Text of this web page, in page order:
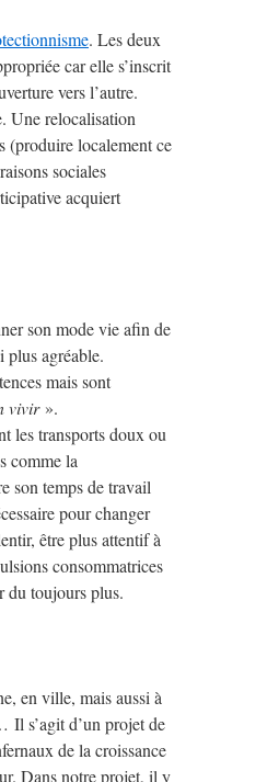
. Les deux
car elle s’inscrit
vers l’autre.
Une relocalisation
(produire localement ce
sociales
acquiert
son mode vie afin de
plus agréable.
mais sont
vivir».
les transports doux ou
comme la
son temps de travail
pour changer
être plus attentif à
consommatrices
du toujours plus.
en ville, mais aussi à
Il s’agit d’un projet de
de la croissance
Dans notre projet, il y